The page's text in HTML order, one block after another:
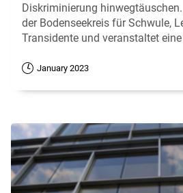
Diskriminierung
der Bodenseekreis für Schwule,
Transidente und veranstaltet
January 2023